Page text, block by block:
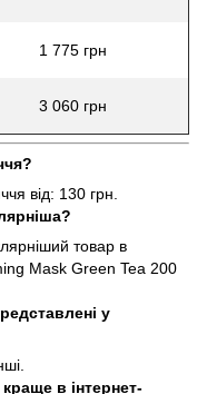
1 775 грн
3 060 грн
від: 130 грн.
товар в
Mask Green Tea 200
у
в інтернет-